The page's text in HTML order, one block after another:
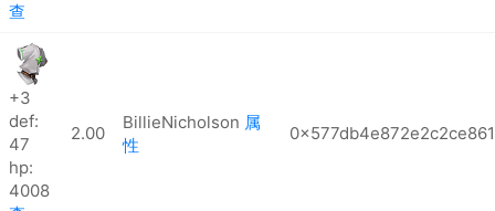
查
+3
def:
47
hp:
4008
2.00
BillieNicholson 属
性